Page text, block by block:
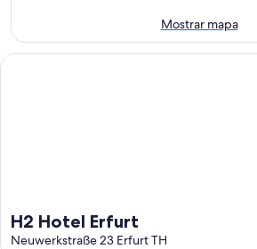
ago
ago
-
Mostrar mapa
H2 Hotel Erfurt
Neuwerkstraße 23 Erfurt TH
H2 Hotel Erfurt